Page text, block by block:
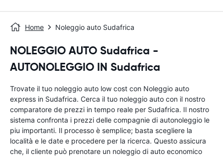
Home Noleggio auto Sudafrica
NOLEGGIO AUTO Sudafrica -
AUTONOLEGGIO IN Sudafrica
Trovate il tuo noleggio auto low cost con Noleggio auto
express in Sudafrica. Cerca il tuo noleggio auto con il nostro
comparatore de prezzi in tempo reale per Sudafrica. Il nostro
sistema confronta i prezzi delle compagnie di autonoleggio le
piu importanti. Il processo è semplice; basta scegliere la
località e le date e procedere per la ricerca. Questo assicura
che, il cliente può prenotare un noleggio di auto economico